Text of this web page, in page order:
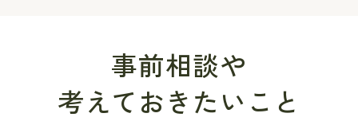
事前相談や
考えておきたいこと